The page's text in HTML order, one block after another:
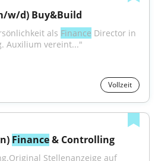
w/d) Buy&Build
als Finance Director in
Auxilium vereint..."
Vollzeit
Finance & Controlling
Stellenanzeige auf